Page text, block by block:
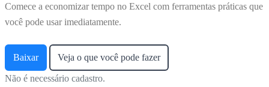
Comece a economizar tempo no Excel com ferramentas práticas que
você pode usar imediatamente.
Baixar Veja o que você pode fazer
Não é necessário cadastro.